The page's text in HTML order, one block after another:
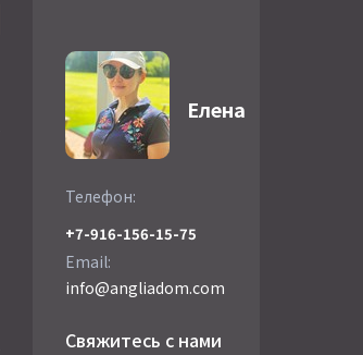
Елена
Телефон:
+7-916-156-15-75
Email:
info@angliadom.com
Свяжитесь с нами